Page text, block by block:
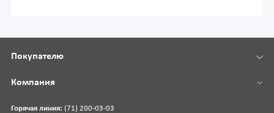
Горячая линия: (71) 200-03-03
Покупателю
Компания